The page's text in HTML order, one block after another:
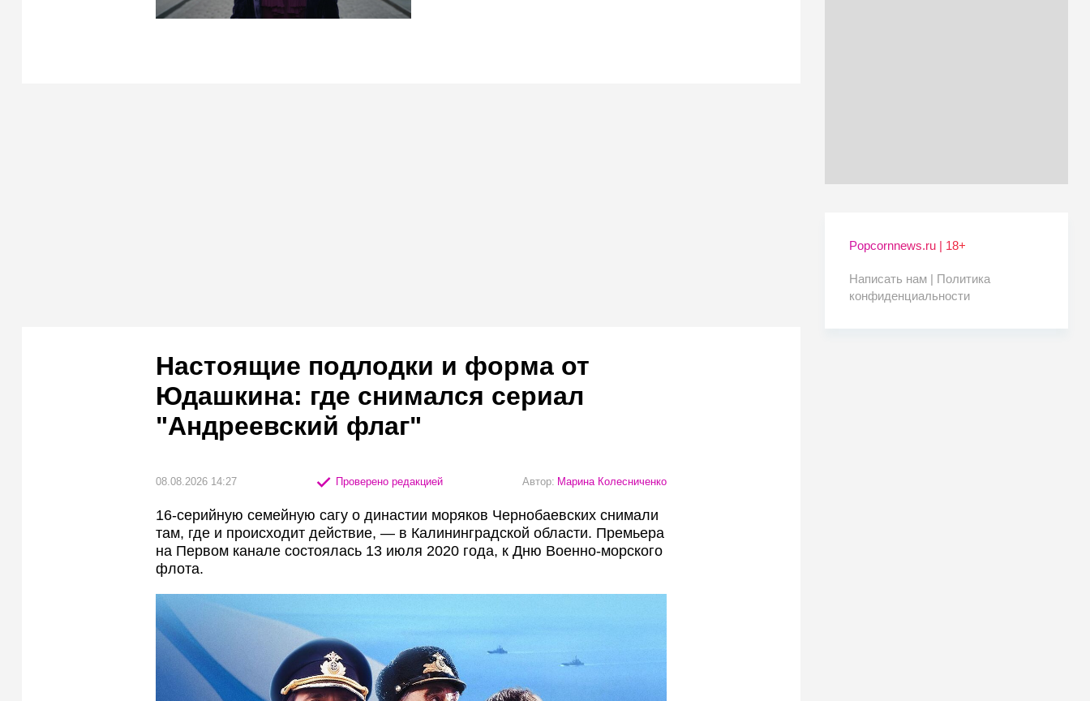
Настоящие подлодки и форма от
Юдашкина: где снимался сериал
"Андреевский флаг"
08.08.2026 14:27 Проверено редакцией Автор: Марина Колесниченко
16-серийную семейную сагу о династии моряков Чернобаевских снимали
там, где и происходит действие, — в Калининградской области. Премьера
на Первом канале состоялась 13 июля 2020 года, к Дню Военно-морского
флота.
Popcornnews.ru | 18+
Написать нам | Политика
конфиденциальности